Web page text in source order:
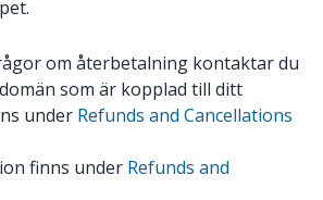
om återbetalning kontaktar du
som är kopplad till ditt
under Refunds and Cancellations
finns under Refunds and